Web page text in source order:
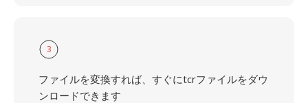
3
ファイルを変換すれば、すぐにtcrファイルをダウ
ンロードできます